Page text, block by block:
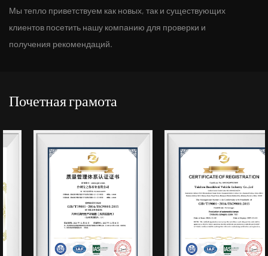
Мы тепло приветствуем как новых, так и существующих
клиентов посетить нашу компанию для проверки и
получения рекомендаций.
Почетная грамота